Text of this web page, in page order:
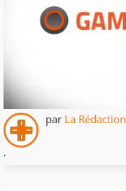
par La Rédaction
.